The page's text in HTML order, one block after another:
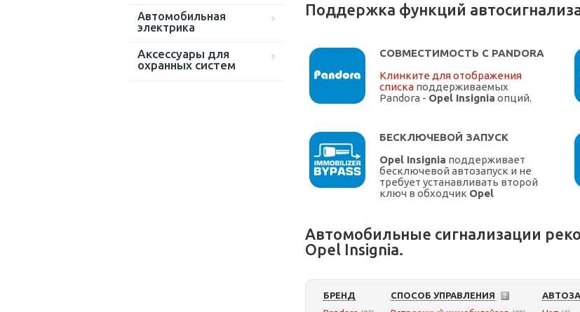
Автомобильная
электрика
Аксессуары для
охранных систем
Поддержка функций
СОВМЕСТИМОСТЬ С PANDORA
Клинките для отображения
списка поддерживаемых
Pandora - Opel Insignia опций.
БЕСКЛЮЧЕВОЙ ЗАПУСК
Opel Insignia поддерживает
бесключевой автозапуск и не
требует устанавливать второй
ключ в обходчик Opel
Автомобильные сигнализации
Opel Insignia.
БРЕНД
СПОСОБ УПРАВЛЕНИЯ